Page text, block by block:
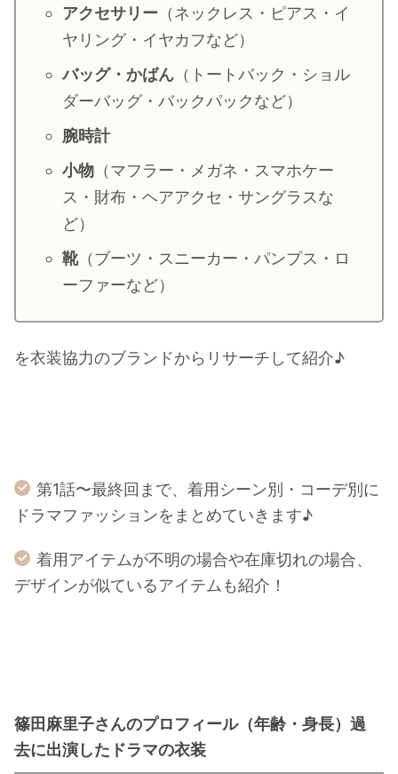
松下洸平
山田裕貴
田中圭
女子アナ衣装
バラエティ番組衣裳
アクセサリー （ネックレス・ピアス・イ
ヤリング・イヤカフなど）
バッグ・かばん （トートバック・ショル
ダーバッグ・バックパックなど）
腕時計
小物 （マフラー・メガネ・スマホケー
ス・財布・ヘアアクセ・サングラスな
ど）
靴（ブーツ・スニーカー・パンプス・ロ
ーファーなど）
を衣装協力のブランドからリサーチして紹介♪
第1話〜最終回まで、着用シーン別・コーデ別に
ドラマファッションをまとめていきます♪
着用アイテムが不明の場合や在庫切れの場合、
デザインが似ているアイテムも紹介！
篠田麻里子さんのプロフィール（年齢・身長）過
去に出演したドラマの衣装